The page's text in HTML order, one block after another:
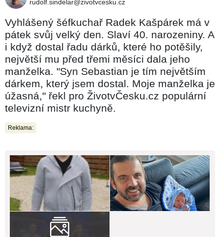
rudolf.sindelar@zivotvcesku.cz
Vyhlášený šéfkuchař Radek Kašpárek má v
pátek svůj velký den. Slaví 40. narozeniny. A
i když dostal řadu dárků, které ho potěšily,
největší mu před třemi měsíci dala jeho
manželka. "Syn Sebastian je tím největším
dárkem, který jsem dostal. Moje manželka je
úžasná," řekl pro ŽivotvČesku.cz populární
televizní mistr kuchyně.
Reklama: